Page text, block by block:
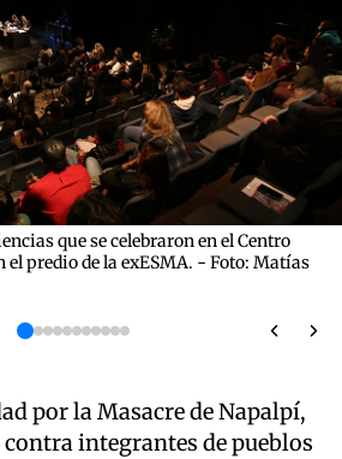
que se celebraron en el Centro
predio de la exESMA. - Foto: Matías
por la Masacre de Napalpí,
contra integrantes de pueblos